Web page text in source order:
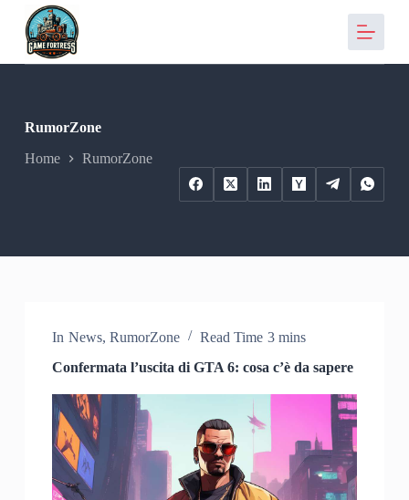
t
n
RumorZone
Home RumorZone
In News, RumorZone Read Time 3 mins
Confermata l’uscita di GTA 6: cosa c’è da sapere